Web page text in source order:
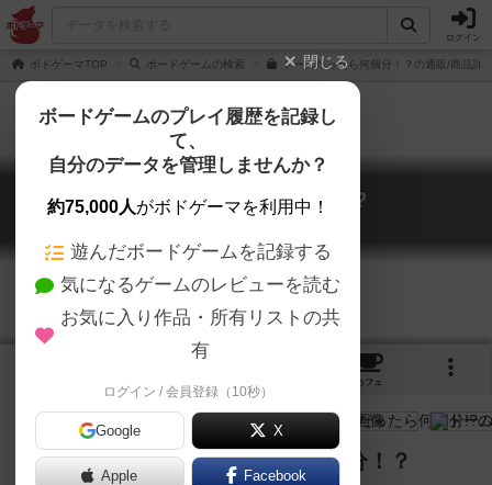
ログイン
ボドゲーマTOP ボードゲームの検索 ドームだったら何個分！？の通販/商品詳
ドームだったら何個分!?
Dome Dattara Nankobun!?
カフェ
その大きさ、ドームだったら何個分！？
閉じる
ボードゲームのプレイ履歴を記録し
て、
自分のデータを管理しませんか？
約75,000人がボドゲーマを利用中！
遊んだボードゲームを記録する
気になるゲームのレビューを読む
お気に入り作品・所有リストの共
有
ログイン / 会員登録（10秒）
Google X
Apple Facebook